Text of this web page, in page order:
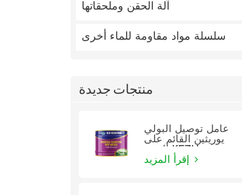
آلة الحقن وملحقاتها
سلسلة مواد مقاومة للماء أخرى
منتجات جديدة
عامل توصيل البولي
يوريثين القائم على